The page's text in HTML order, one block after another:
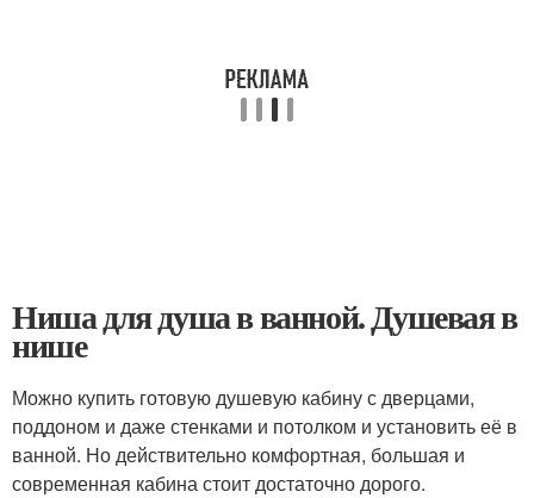
Ниша для душа в ванной. Душевая в
нише
Можно купить готовую душевую кабину с дверцами,
поддоном и даже стенками и потолком и установить её в
ванной. Но действительно комфортная, большая и
современная кабина стоит достаточно дорого.